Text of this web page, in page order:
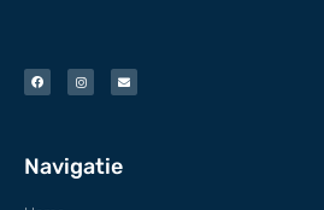
Navigatie